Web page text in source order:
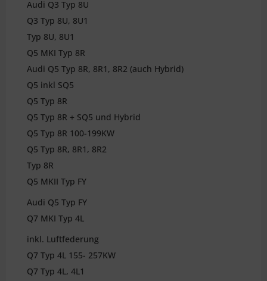
Audi Q3 Typ 8U
Q3 Typ 8U, 8U1
Typ 8U, 8U1
Q5 MKI Typ 8R
Audi Q5 Typ 8R, 8R1, 8R2 (auch Hybrid)
Q5 inkl SQ5
Q5 Typ 8R
Q5 Typ 8R + SQ5 und Hybrid
Q5 Typ 8R 100-199KW
Q5 Typ 8R, 8R1, 8R2
Typ 8R
Q5 MKII Typ FY
Audi Q5 Typ FY
Q7 MKI Typ 4L
inkl. Luftfederung
Q7 Typ 4L 155- 257KW
Q7 Typ 4L, 4L1